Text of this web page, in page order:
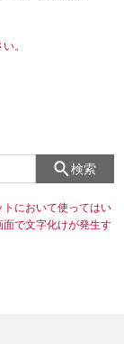
。
検索
トにおいて使ってはい
で文字化けが発生す